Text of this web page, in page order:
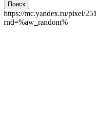
Поиск
https://mc.yandex.ru/pixel/
rnd=%aw_random%